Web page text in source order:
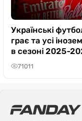
Українські
грає та усі
в сезоні 2025-
71011